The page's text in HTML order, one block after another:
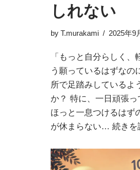
しれない
by T.murakami 2025年9
「もっと自分らしく
う願っているはずなの
所で足踏みしているよ
か？ 特に、一日頑張っ
ほっと一息つけるはず
が休まらない… 続きを